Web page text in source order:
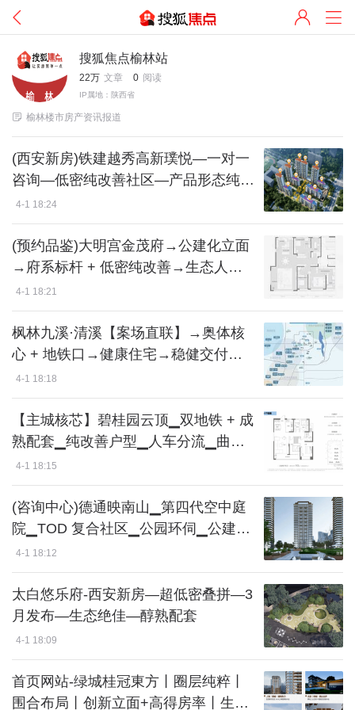
搜狐焦点榆林站
22万 文章 0 阅读
IP属地：陕西省
 榆林楼市房产资讯报道
(西安新房)铁建越秀高新璞悦—一对一
咨询—低密纯改善社区—产品形态纯粹
—预约看房
4-1 18:24
(预约品鉴)大明宫金茂府→公建化立面
→府系标杆 + 低密纯改善→生态人居
→专车接送
4-1 18:21
枫林九溪·清溪【案场直联】→奥体核
心 + 地铁口→健康住宅→稳健交付→
现场咨询
4-1 18:18
【主城核芯】碧桂园云顶▁双地铁 + 成
熟配套▁纯改善户型▁人车分流▁曲江
+ 航天双板块核心
4-1 18:15
(咨询中心)德通映南山▁第四代空中庭
院▁TOD 复合社区▁公园环伺▁公建化
豪宅立面
4-1 18:12
太白悠乐府-西安新房—超低密叠拼—3
月发布—生态绝佳—醇熟配套
4-1 18:09
首页网站-绿城桂冠東方丨圈层纯粹丨
围合布局丨创新立面+高得房率丨生态